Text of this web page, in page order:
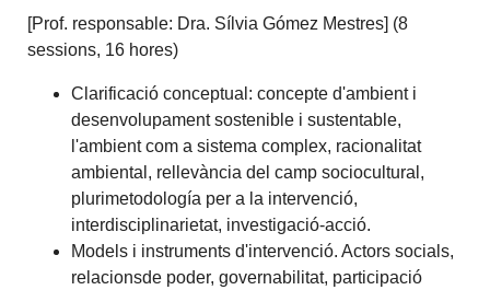
[Prof. responsable: Dra. Sílvia Gómez Mestres] (8
sessions, 16 hores)
Clarificació conceptual: concepte d'ambient i
desenvolupament sostenible i sustentable,
l'ambient com a sistema complex, racionalitat
ambiental, rellevància del camp sociocultural,
plurimetodología per a la intervenció,
interdisciplinarietat, investigació-acció.
Models i instruments d'intervenció. Actors socials,
relacionsde poder, governabilitat, participació